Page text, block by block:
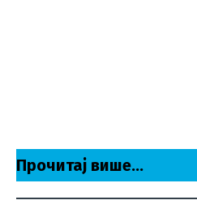
Прочитај више…